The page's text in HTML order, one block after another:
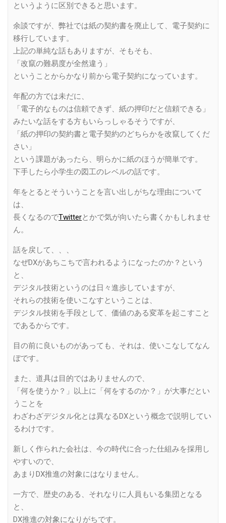
というように区別できると思います。
余談ですが、弊社では紙の契約書を廃止して、電子契約に
移行しています。
上記の単純な話もありますが、そもそも、
「改竄の難易度が全然違う」
ということからかなり前から電子契約になっています。
年配の方では未だに、
「電子的なものは信頼できず、紙の押印だと信頼できる」
みたいな話をする方もいらっしゃるそうですが、
「紙の押印の契約書と電子契約のどちらかを改竄してくだ
さい」
という課題があったら、明らかに紙のほうが簡単です。
下手したら小学生の図工のレベルの話です。
年をとるとそういうことを言い出しがちな理由について
は、
長くなるのでTwitterとかで気が向いたら書くかもしれませ
ん。
話を戻して、、、
なぜDXがあちこちで言われるようになったのか？という
と、
デジタル技術というのは日々進歩していますが、
それらの技術を使いこなすということは、
デジタル技術を手段として、価値のある変革を起こすこと
であるからです。
目の前に良いものがあっても、それは、使いこなしてなん
ぼです。
また、道具は目的ではありませんので、
「何を使うか？」以上に「何をするのか？」が大事だとい
うことを
わざわざデジタル化とは異なるDXという概念で説明してい
るわけです。
新しく作られた会社は、今の時代に合った仕組みを採用し
やすいので、
あまりDX推進の対象にはなりません。
一方で、歴史のある、それなりに人員もいる集団となる
と、
DX推進の対象になりがちです。